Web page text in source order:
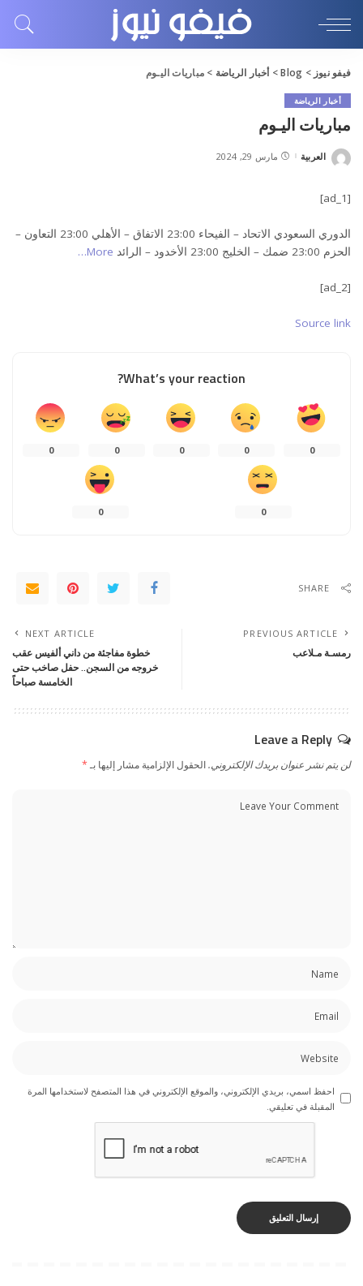
فيفو نيوز >
Blog
> أخبار الرياضة > مباريات اليـوم
أخبار الرياضة
مباريات اليـوم
Posted
العربية مارس 29, 2024
[ad_1]
الدوري السعودي الاتحاد – الفيحاء 23:00 الاتفاق – الأهلي 23:00 التعاون –
الحزم 23:00 ضمك – الخليج 23:00 الأخدود – الرائد
More…
[ad_2]
Source link
What’s your reaction?
0
0
0
0
0
0
0
SHARE
PREVIOUS ARTICLE
رمسـة مـلاعب
NEXT ARTICLE
خطوة مفاجئة من داني ألفيس عقب
خروجه من السجن.. حفل صاخب حتى
الخامسة صباحاً
Leave a Reply
لن يتم نشر عنوان بريدك الإلكتروني.الحقول الإلزامية مشار إليها بـ*
احفظ اسمي، بريدي الإلكتروني، والموقع الإلكتروني في هذا المتصفح لاستخدامها المرة
المقبلة في تعليقي.